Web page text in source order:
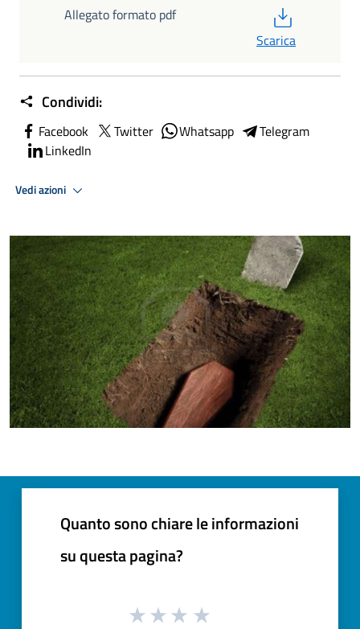
Allegato formato pdf
Scarica
Condividi:
Facebook Twitter Whatsapp
Telegram
LinkedIn
Vedi azioni
Quanto sono chiare le informazioni
su questa pagina?